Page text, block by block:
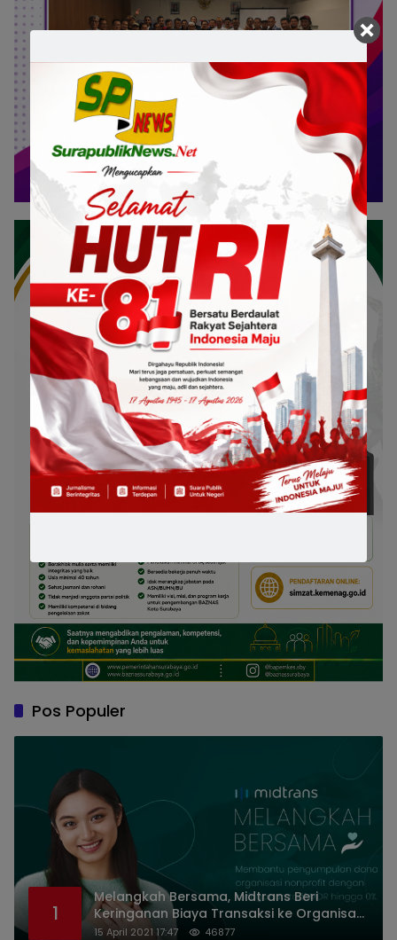
Pos Populer
1
Melangkah Bersama, Midtrans Beri
Keringanan Biaya Transaksi ke Organisasi
Nirlaba Indonesia
15 April 2021 17:47 46877